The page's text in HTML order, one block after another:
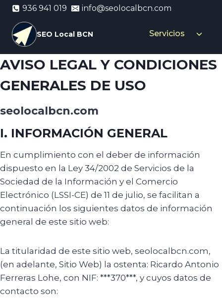
Saltar
contenido
936 941 019 info@seolocalbcn.com
SEO Local BCN Servicios
hijo
AVISO LEGAL Y CONDICIONES
GENERALES DE USO
seolocalbcn.com
I. INFORMACIÓN GENERAL
En cumplimiento con el deber de información
dispuesto en la Ley 34/2002 de Servicios de la
Sociedad de la Información y el Comercio
Electrónico (LSSI-CE) de 11 de julio, se facilitan a
continuación los siguientes datos de información
general de este sitio web:
La titularidad de este sitio web, seolocalbcn.com,
(en adelante, Sitio Web) la ostenta: Ricardo Antonio
Ferreras Lohe, con NIF: ***370***, y cuyos datos de
contacto son: